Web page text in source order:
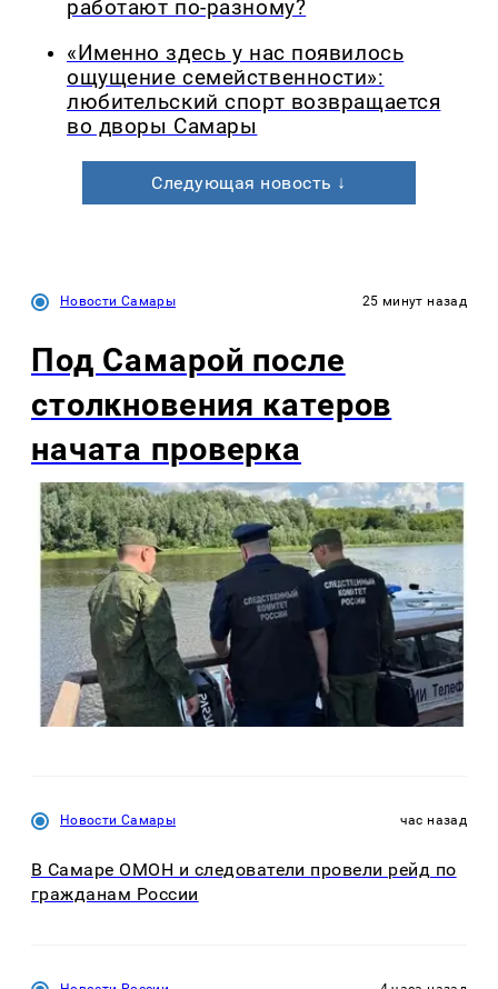
работают по-разному?
«Именно здесь у нас появилось
ощущение семейственности»:
любительский спорт возвращается
во дворы Самары
Следующая новость ↓
Новости Самары 25 минут назад
Под Самарой после
столкновения катеров
начата проверка
Новости Самары час назад
В Самаре ОМОН и следователи провели рейд по
гражданам России